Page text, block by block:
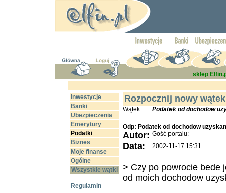
sklep
Inwestycje
Banki
Ubezpieczenia
Emerytury
Podatki
Biznes
Moje finanse
Ogólne
Wszystkie wątki
Regulamin
Rozpocznij nowy wątek
Wątek: Podatek od dochodow
Odp: Podatek od dochodow
Autor: Gość portalu:
Data: 2002-11-17 15:31
> Czy po powrocie bede
od moich dochodow